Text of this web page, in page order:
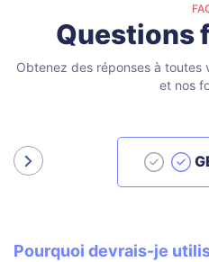
Questions
Obtenez des réponses à toutes
et nos
Pourquoi devrais-je